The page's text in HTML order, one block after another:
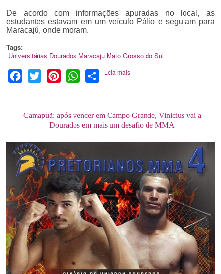
De acordo com informações apuradas no local, as
estudantes estavam em um veículo Pálio e seguiam para
Maracajú, onde moram.
Tags:
Universitárias Dourados Maracaju Mato Grosso do Sul
Facebook
Twitter PinterestWhatsApp
Share
Leia mais
Camapuã: após vencer em Campo Grande, Vinicius vai a
Dourados em mais um desafio de MMA